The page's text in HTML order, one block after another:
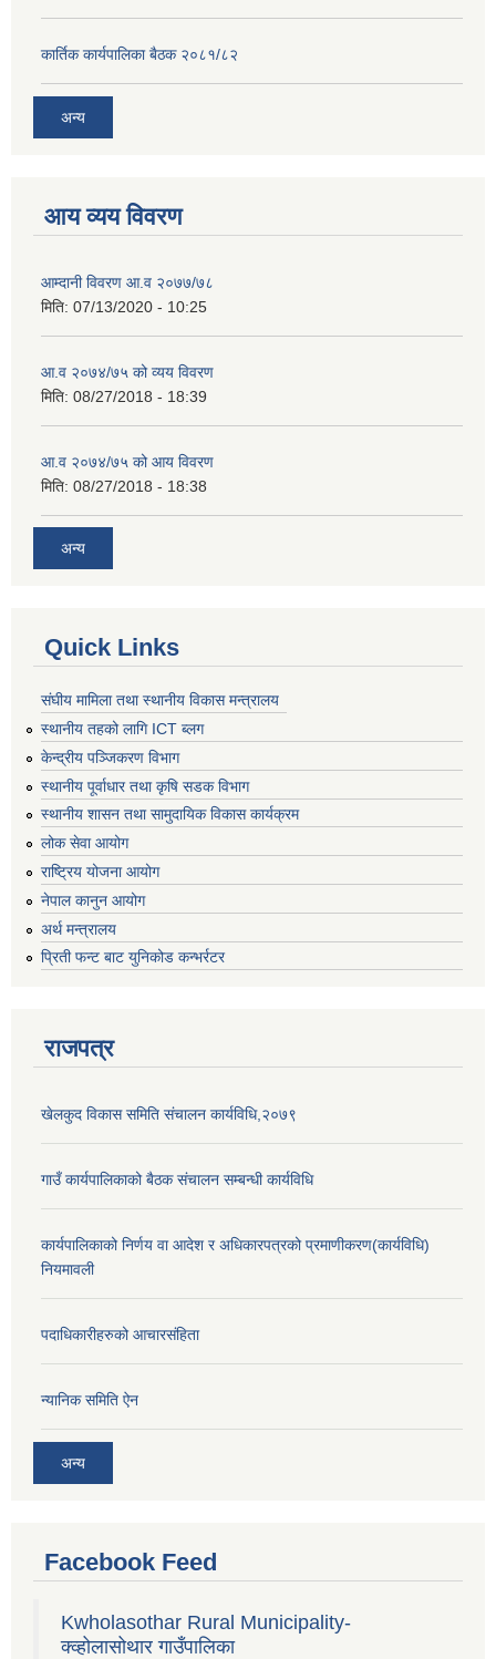
कार्तिक कार्यपालिका बैठक २०८१/८२
अन्य
आय व्यय विवरण
आम्दानी विवरण आ.व २०७७/७८
मिति: 07/13/2020 - 10:25
आ.व २०७४/७५ को व्यय विवरण
मिति: 08/27/2018 - 18:39
आ.व २०७४/७५ को आय विवरण
मिति: 08/27/2018 - 18:38
अन्य
Quick Links
संघीय मामिला तथा स्थानीय विकास मन्त्रालय
स्थानीय तहको लागि ICT ब्लग
केन्द्रीय पञ्जिकरण विभाग
स्थानीय पूर्वाधार तथा कृषि सडक विभाग
स्थानीय शासन तथा सामुदायिक विकास कार्यक्रम
लोक सेवा आयोग
राष्ट्रिय योजना आयोग
नेपाल कानुन आयोग
अर्थ मन्त्रालय
प्रिती फन्ट बाट युनिकोड कन्भर्रटर
राजपत्र
खेलकुद विकास समिति संचालन कार्यविधि,२०७९
गाउँ कार्यपालिकाको बैठक संचालन सम्बन्धी कार्यविधि
कार्यपालिकाको निर्णय वा आदेश र अधिकारपत्रको प्रमाणीकरण(कार्यविधि)
नियमावली
पदाधिकारीहरुको आचारसंहिता
न्यानिक समिति ऐन
अन्य
Facebook Feed
Kwholasothar Rural Municipality-
क्व्होलासोथार गाउँपालिका